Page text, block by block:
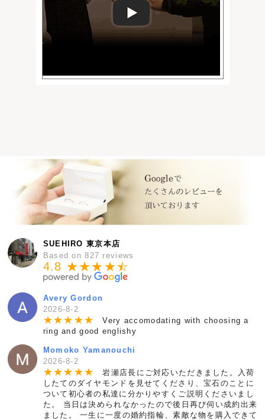
SUEHIRO 東京本店
Based on 827 reviews
4.8 ★★★★★
☆
Avery Gordon
2026-8-2
★★★ ★★
Very accomodating with choosing a
ring and good englishy
Momoko Yamanouchi
2026-8-2
★★★ ★★
岩瀬店長にご対応いただきました。入荷
したてのダイヤモンドを見せてくださり、宝石のことに
ついて初心者の私達に分かりやすくご説明くださいまし
た。 当日は決められなかったので後日再び伺い成約出来
ました。 一生に一度の婚約指輪、素敵な物を購入できて